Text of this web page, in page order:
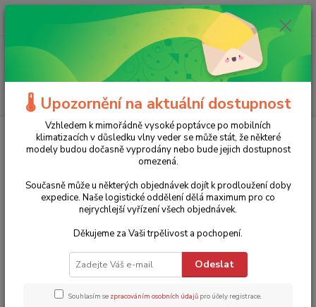
(Po-Ne, 8-20 hod.)
ks
0 Kč
Zahradní technika Čerpadla Příslušenství
Zpětná klapka s
kovovým sedlem EURO GEOS - různé rozměry - DN 63 (2")
Zpětná klapka s kovovým sedlem
EURO GEOS - různé rozměry - DN
🌡️ Upozornění na aktuální dostupnost
Vzhledem k mimořádně vysoké poptávce po mobilních
klimatizacích v důsledku vlny veder se může stát, že některé
modely budou dočasně vyprodány nebo bude jejich dostupnost
omezená.
Současně může u některých objednávek dojít k prodloužení doby
expedice. Naše logistické oddělení dělá maximum pro co
nejrychlejší vyřízení všech objednávek.
Děkujeme za Vaši trpělivost a pochopení.
Odeslat
Souhlasím se zpracováním osobních údajů pro účely registrace.